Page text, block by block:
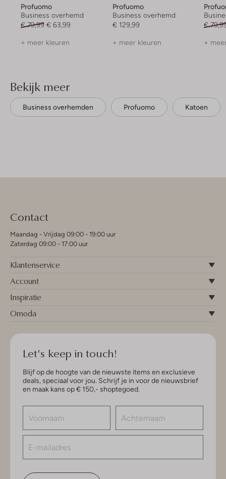
Profuomo
Business overhemd
€ 79,99 € 63,99
+ meer kleuren
Profuomo
Business overhemd
€ 129,99
+ meer kleuren
€
+
Bekijk meer
Business overhemden Profuomo Katoen
Contact
Maandag - Vrijdag 09:00 - 19:00 uur
Zaterdag 09:00 - 17:00 uur
Klantenservice
Account
Inspiratie
Omoda
Let's keep in touch!
Blijf op de hoogte van de nieuwste items en exclusieve
deals, speciaal voor jou. Schrijf je in voor de nieuwsbrief
en maak kans op € 150,- shoptegoed.